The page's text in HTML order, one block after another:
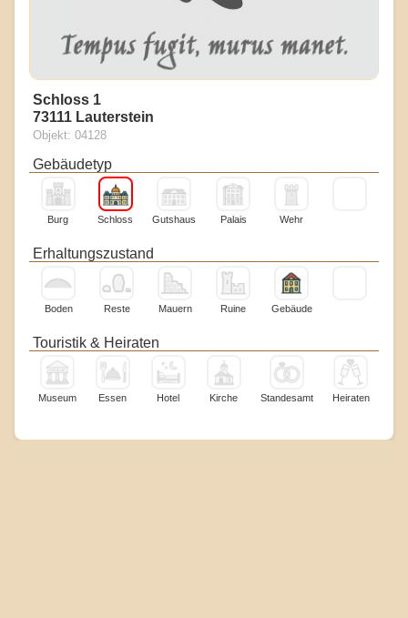
Schloss 1
73111 Lauterstein
Objekt: 04128
Gebäudetyp
Burg Schloss Gutshaus Palais Wehr
Erhaltungszustand
Boden Reste Mauern Ruine Gebäude
Touristik & Heiraten
Museum Essen Hotel Kirche Standesamt Heiraten